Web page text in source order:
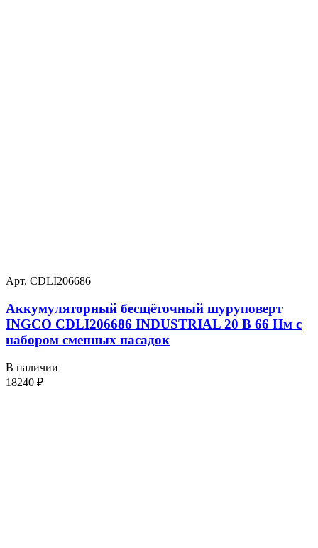
Арт. CDLI206686
Аккумуляторный бесщёточный шуруповерт
INGCO CDLI206686 INDUSTRIAL 20 В 66 Нм с
набором сменных насадок
В наличии
18240 ₽